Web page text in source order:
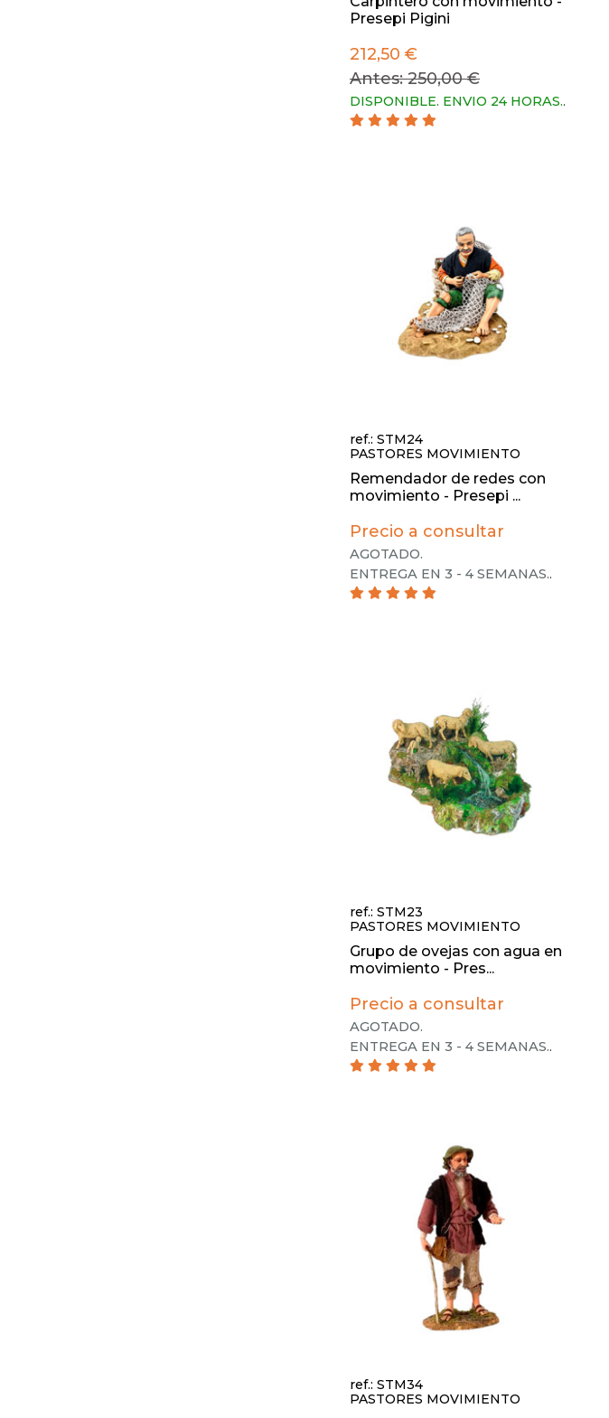
Presepi Pigini
212,50 €
Antes: 250,00 €
DISPONIBLE. ENVIO 24 HORAS..
ref.: STM24
PASTORES MOVIMIENTO
Remendador de redes con
movimiento - Presepi ...
Precio a consultar
AGOTADO.
ENTREGA EN 3 - 4 SEMANAS..
ref.: STM23
PASTORES MOVIMIENTO
Grupo de ovejas con agua en
movimiento - Pres...
Precio a consultar
AGOTADO.
ENTREGA EN 3 - 4 SEMANAS..
ref.: STM34
PASTORES MOVIMIENTO